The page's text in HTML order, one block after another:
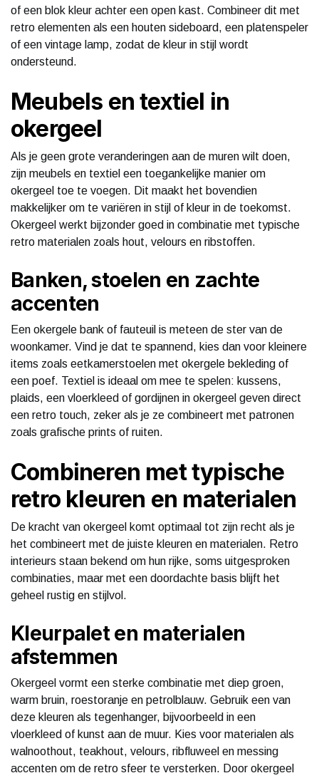
of een blok kleur achter een open kast. Combineer dit met
retro elementen als een houten sideboard, een platenspeler
of een vintage lamp, zodat de kleur in stijl wordt
ondersteund.
Meubels en textiel in
okergeel
Als je geen grote veranderingen aan de muren wilt doen,
zijn meubels en textiel een toegankelijke manier om
okergeel toe te voegen. Dit maakt het bovendien
makkelijker om te variëren in stijl of kleur in de toekomst.
Okergeel werkt bijzonder goed in combinatie met typische
retro materialen zoals hout, velours en ribstoffen.
Banken, stoelen en zachte
accenten
Een okergele bank of fauteuil is meteen de ster van de
woonkamer. Vind je dat te spannend, kies dan voor kleinere
items zoals eetkamerstoelen met okergele bekleding of
een poef. Textiel is ideaal om mee te spelen: kussens,
plaids, een vloerkleed of gordijnen in okergeel geven direct
een retro touch, zeker als je ze combineert met patronen
zoals grafische prints of ruiten.
Combineren met typische
retro kleuren en materialen
De kracht van okergeel komt optimaal tot zijn recht als je
het combineert met de juiste kleuren en materialen. Retro
interieurs staan bekend om hun rijke, soms uitgesproken
combinaties, maar met een doordachte basis blijft het
geheel rustig en stijlvol.
Kleurpalet en materialen
afstemmen
Okergeel vormt een sterke combinatie met diep groen,
warm bruin, roestoranje en petrolblauw. Gebruik een van
deze kleuren als tegenhanger, bijvoorbeeld in een
vloerkleed of kunst aan de muur. Kies voor materialen als
walnoothout, teakhout, velours, ribfluweel en messing
accenten om de retro sfeer te versterken. Door okergeel